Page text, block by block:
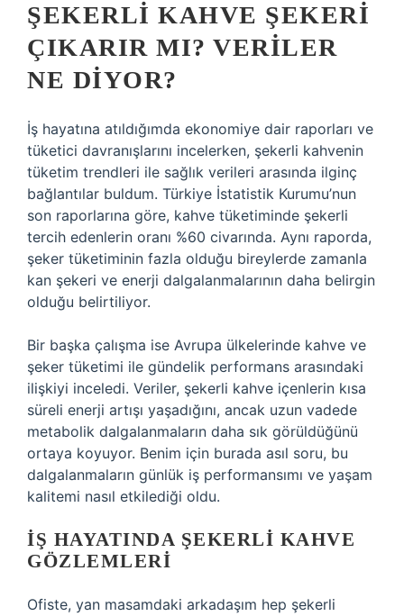
ŞEKERLI KAHVE ŞEKERI
ÇIKARIR MI? VERILER
NE DIYOR?
İş hayatına atıldığımda ekonomiye dair raporları ve
tüketici davranışlarını incelerken, şekerli kahvenin
tüketim trendleri ile sağlık verileri arasında ilginç
bağlantılar buldum. Türkiye İstatistik Kurumu’nun
son raporlarına göre, kahve tüketiminde şekerli
tercih edenlerin oranı %60 civarında. Aynı raporda,
şeker tüketiminin fazla olduğu bireylerde zamanla
kan şekeri ve enerji dalgalanmalarının daha belirgin
olduğu belirtiliyor.
Bir başka çalışma ise Avrupa ülkelerinde kahve ve
şeker tüketimi ile gündelik performans arasındaki
ilişkiyi inceledi. Veriler, şekerli kahve içenlerin kısa
süreli enerji artışı yaşadığını, ancak uzun vadede
metabolik dalgalanmaların daha sık görüldüğünü
ortaya koyuyor. Benim için burada asıl soru, bu
dalgalanmaların günlük iş performansımı ve yaşam
kalitemi nasıl etkilediği oldu.
İŞ HAYATINDA ŞEKERLI KAHVE
GÖZLEMLERI
Ofiste, yan masamdaki arkadaşım hep şekerli